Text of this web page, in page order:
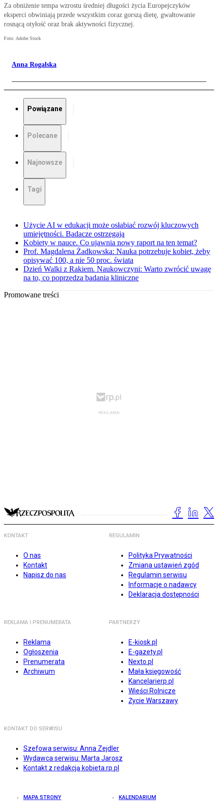
Za obniżenie tempa wzrostu średniej długości życia Europejczyków
eksperci obwiniają przede wszystkim coraz gorszą dietę, gwałtowanie
rosnącą otyłość oraz brak aktywności fizycznej.
Foto: Adobe Stock
Anna Rogalska
Powiązane
Polecane
Najnowsze
Tagi
Użycie AI w edukacji może osłabiać rozwój kluczowych
umiejętności. Badacze ostrzegają
Kobiety w nauce. Co ujawnia nowy raport na ten temat?
Prof. Magdalena Żadkowska: Nauka potrzebuje kobiet, żeby
opisywać 100, a nie 50 proc. świata
Dzień Walki z Rakiem. Naukowczyni: Warto zwrócić uwagę
na to, co poprzedza badania kliniczne
Promowane treści
KONTAKT
O nas
Kontakt
Napisz do nas
REGULAMIN
Polityka Prywatności
Zmiana ustawień zgód
Regulamin serwisu
Informacje o nadawcy
Deklaracja dostępności
REKLAMA I PRENUMERATA
Reklama
Ogłoszenia
Prenumerata
Archiwum
PARTNERZY
E-kiosk.pl
E-gazety.pl
Nexto.pl
Mała księgowość
Kancelarierp.pl
Wieści Rolnicze
Życie Warszawy
KONTAKT DO SERWISU
Szefowa serwisu: Anna Zejdler
Wydawca serwisu: Marta Jarosz
Kontakt z redakcją kobieta.rp.pl
MAPA STRONY KALENDARIUM